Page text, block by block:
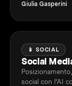
Giulia Gasperini
📱 SOCIAL
Social
social con l'AI